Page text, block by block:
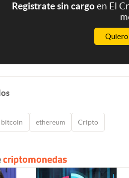
Registrate sin cargoen El
bitcoin ethereum Cripto
criptomonedas